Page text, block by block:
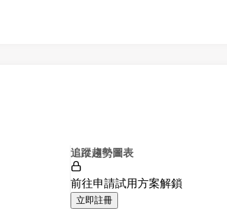
追蹤趨勢圖表
前往申請試用方案解鎖
立即註冊